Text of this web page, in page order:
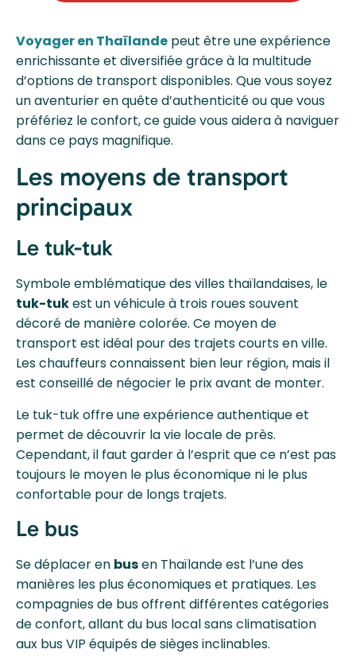
Voyager en Thaïlande peut être une expérience
enrichissante et diversifiée grâce à la multitude
d’options de transport disponibles. Que vous soyez
un aventurier en quête d’authenticité ou que vous
préfériez le confort, ce guide vous aidera à naviguer
dans ce pays magnifique.
Les moyens de transport
principaux
Le tuk-tuk
Symbole emblématique des villes thaïlandaises, le
tuk-tukest un véhicule à trois roues souvent
décoré de manière colorée. Ce moyen de
transport est idéal pour des trajets courts en ville.
Les chauffeurs connaissent bien leur région, mais il
est conseillé de négocier le prix avant de monter.
Le tuk-tuk offre une expérience authentique et
permet de découvrir la vie locale de près.
Cependant, il faut garder à l’esprit que ce n’est pas
toujours le moyen le plus économique ni le plus
confortable pour de longs trajets.
Le bus
Se déplacer en busen Thaïlande est l’une des
manières les plus économiques et pratiques. Les
compagnies de bus offrent différentes catégories
de confort, allant du bus local sans climatisation
aux bus VIP équipés de sièges inclinables.